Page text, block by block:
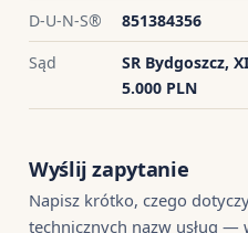
D-U-N-S®
851384356
Sąd
SR Bydgoszcz,
5.000 PLN
Wyślij zapytanie
Napisz krótko, czego
technicznych nazw usług —